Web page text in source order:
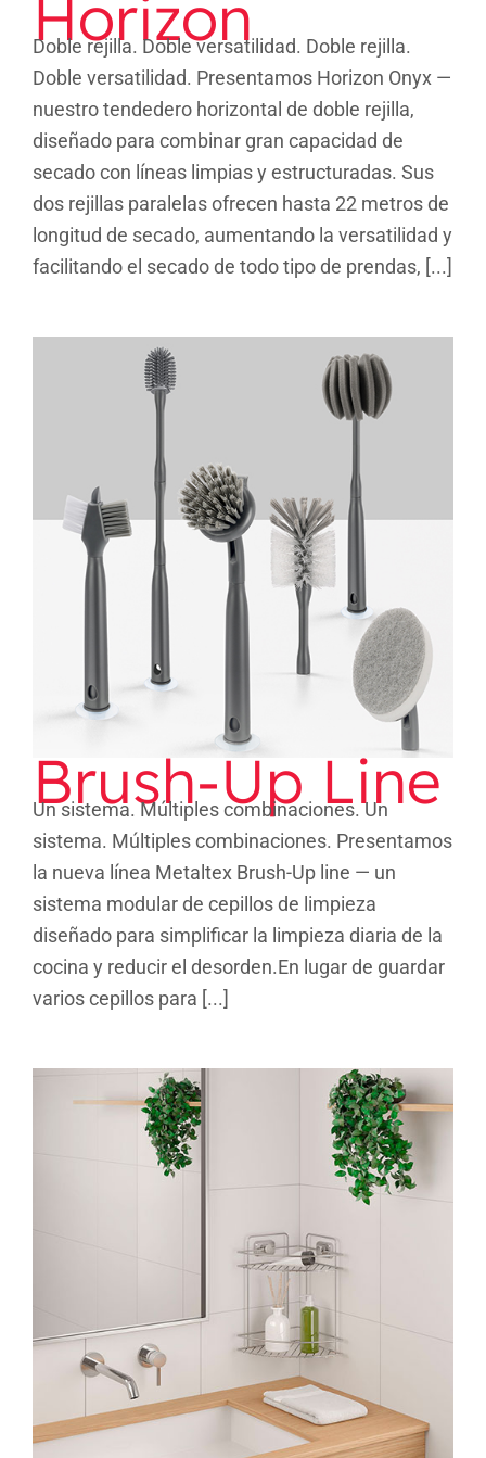
Horizon
Doble rejilla. Doble versatilidad. Doble rejilla.
Doble versatilidad. Presentamos Horizon Onyx —
nuestro tendedero horizontal de doble rejilla,
diseñado para combinar gran capacidad de
secado con líneas limpias y estructuradas. Sus
dos rejillas paralelas ofrecen hasta 22 metros de
longitud de secado, aumentando la versatilidad y
facilitando el secado de todo tipo de prendas, [...]
Brush-Up Line
Brush-Up Line
Un sistema. Múltiples combinaciones. Un
sistema. Múltiples combinaciones. Presentamos
la nueva línea Metaltex Brush-Up line — un
sistema modular de cepillos de limpieza
diseñado para simplificar la limpieza diaria de la
cocina y reducir el desorden.En lugar de guardar
varios cepillos para [...]
VacuumFix